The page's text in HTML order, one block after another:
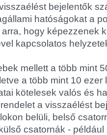
bejelentők
hatóságokat a
hogy képezzenek
kapcsolatos
mellett a több mint
a több mint 10 ezer
kötelesek valós és
a visszaélést
belüli, belső
csatornák - például